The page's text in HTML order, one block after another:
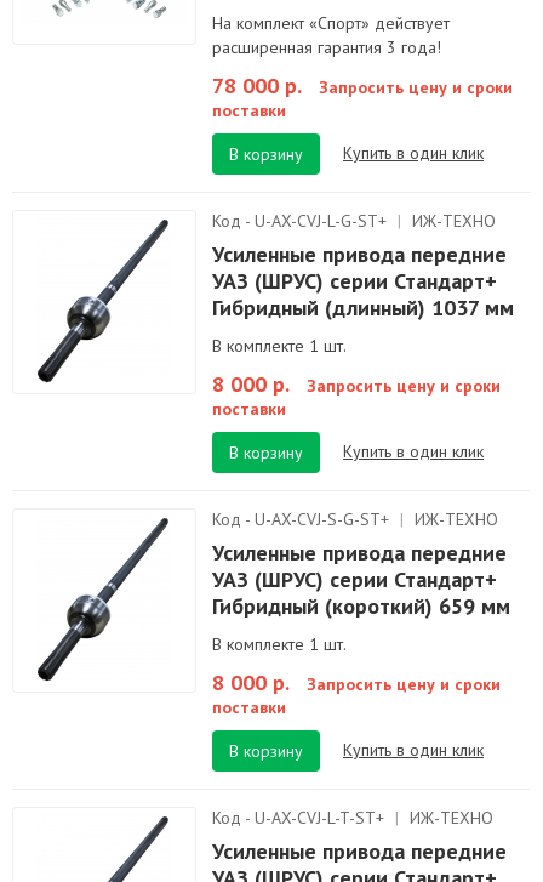
На комплект «Спорт» действует
расширенная гарантия 3 года!
78 000 р.
Запросить цену и сроки
поставки
В корзину
Купить в один клик
Код - U-AX-CVJ-L-G-ST+ | ИЖ-ТЕХНО
Усиленные привода передние
УАЗ (ШРУС) серии Стандарт+
Гибридный (длинный) 1037 мм
В комплекте 1 шт.
8 000 р.
Запросить цену и сроки
поставки
В корзину
Купить в один клик
Код - U-AX-CVJ-S-G-ST+ | ИЖ-ТЕХНО
Усиленные привода передние
УАЗ (ШРУС) серии Стандарт+
Гибридный (короткий) 659 мм
В комплекте 1 шт.
8 000 р.
Запросить цену и сроки
поставки
В корзину
Купить в один клик
Код - U-AX-CVJ-L-T-ST+ | ИЖ-ТЕХНО
Усиленные привода передние